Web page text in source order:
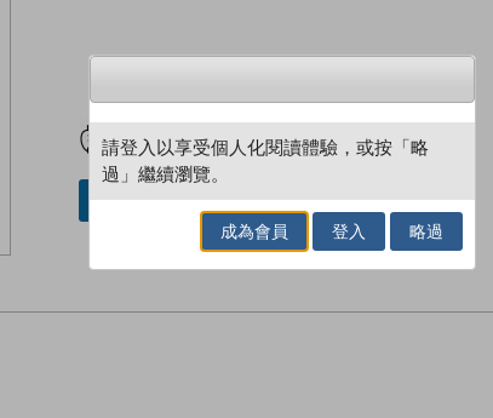
試閲 加入閱讀紀錄
加入／閱讀電子書
請登入以享受個人化閱讀體驗，或按「略
過」繼續瀏覽。
成為會員 登入 略過